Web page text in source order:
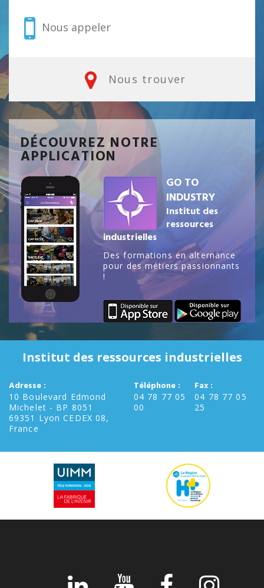
Nous appeler
Nous trouver
DÉCOUVREZ NOTRE
APPLICATION
GO TO
INDUSTRY
Institut des
ressources
industrielles
Des formations en alternance
pour des métiers passionnants
!
Institut des ressources industrielles
Adresse :
10 Boulevard Edmond
Michelet - BP 8051
69351 Lyon CEDEX 08,
France
Téléphone :
04 78 77 05
00
Fax :
04 78 77 05
25